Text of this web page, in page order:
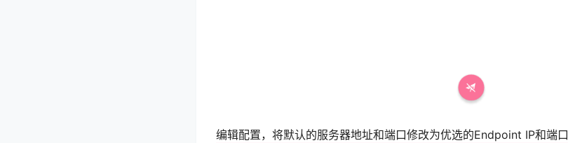
编辑配置，将默认的服务器地址和端口修改为优选的Endpoint IP和端口